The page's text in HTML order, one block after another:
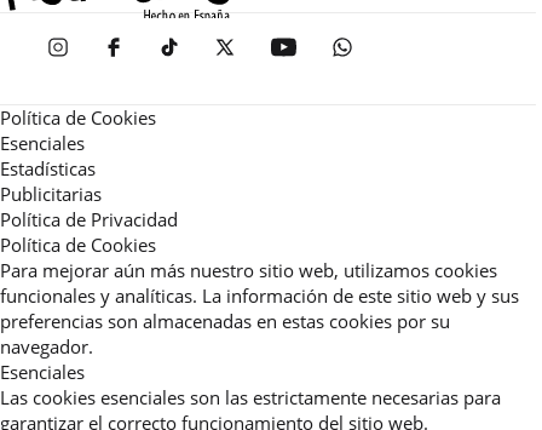
Política de Cookies
Esenciales
Estadísticas
Publicitarias
Política de Privacidad
Política de Cookies
Para mejorar aún más nuestro sitio web, utilizamos cookies
funcionales y analíticas. La información de este sitio web y sus
preferencias son almacenadas en estas cookies por su
navegador.
Esenciales
Las cookies esenciales son las estrictamente necesarias para
garantizar el correcto funcionamiento del sitio web.